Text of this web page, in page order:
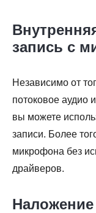
запись с
Независимо от
потоковое аудио
вы можете
записи. Более
микрофона без
драйверов.
Наложение